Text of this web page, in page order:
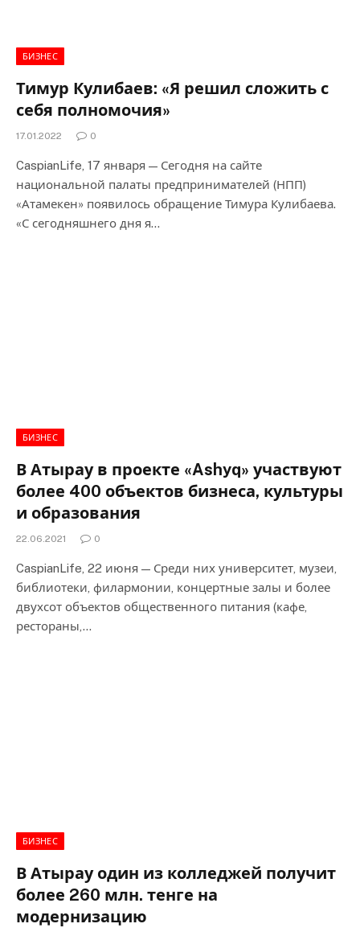
БИЗНЕС
Тимур Кулибаев: «Я решил сложить с
себя полномочия»
17.01.2022 0
CaspianLife, 17 января — Сегодня на сайте
национальной палаты предпринимателей (НПП)
«Атамекен» появилось обращение Тимура Кулибаева.
«С сегодняшнего дня я…
БИЗНЕС
В Атырау в проекте «Ashyq» участвуют
более 400 объектов бизнеса, культуры
и образования
22.06.2021 0
CaspianLife, 22 июня — Среди них университет, музеи,
библиотеки, филармонии, концертные залы и более
двухсот объектов общественного питания (кафе,
рестораны,…
БИЗНЕС
В Атырау один из колледжей получит
более 260 млн. тенге на
модернизацию